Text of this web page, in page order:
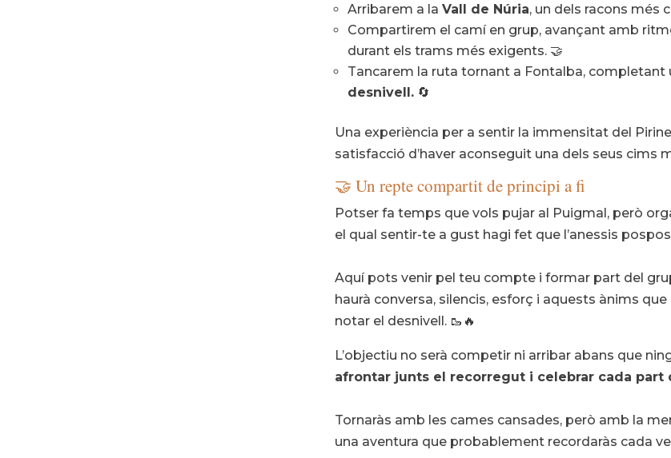
Arribarem a la Vall de Núria, un dels racons més
Compartirem el camí en grup, avançant amb
durant els trams més exigents. 🤝
Tancarem la ruta tornant a Fontalba, completant
desnivell.🔄
Una experiència per a sentir la immensitat del
satisfacció d’haver aconseguit una dels seus cims
🤝 Un repte compartit de principi a fi
Potser fa temps que vols pujar al Puigmal, però
el qual sentir-te a gust hagi fet que l’anessis
Aquí pots venir pel teu compte i formar part del
haurà conversa, silencis, esforç i aquests ànims
notar el desnivell. 🥾🔥
L’objectiu no serà competir ni arribar abans que
afrontar junts el recorregut i celebrar cada part
Tornaràs amb les cames cansades, però amb la
una aventura que probablement recordaràs cada